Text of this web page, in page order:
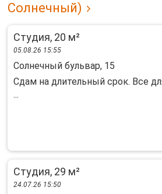
Солнечный)
Студия, 20 м²
05.08.26 15:55
Солнечный бульвар, 15
Сдам на длительный срок. Все
...
Студия, 29 м²
24.07.26 15:50